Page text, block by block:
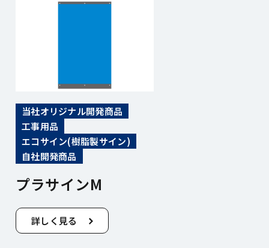
当社オリジナル開発商品
工事用品
エコサイン(樹脂製サイン)
自社開発商品
プラサインM
詳しく見る